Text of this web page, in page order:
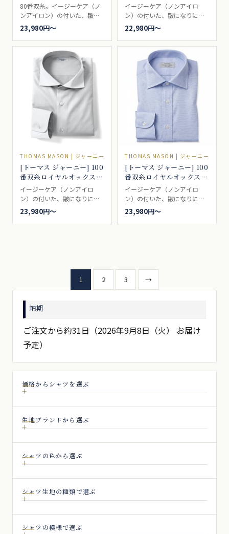
#20100
80番双糸。イージーケア（ノ
ンアイロン）の付いた、皺に
なりにくい少しだけ肉厚のド
レスシャツ生地。シャツの定
番的なシャツ生地で、ビジネ
スなどでもよく着られます。
ドレスシャツ向き。
23,980円〜
パープル #20102
イージーケア（ノンアイロ
ン）の付いた、皺になりにく
い少しだけ肉厚のドレスシャ
ツ生地。シャツの定番的なシ
ャツ生地で、ビジネスなどで
もよく着られます。ドレスシ
ャツ向き。
22,980円〜
THOMAS MASON | ジャーニー
[トーマス ジャーニー] 100
番双糸ロイヤルオックス-
ホワイト #5545
イージーケア（ノンアイロ
ン）の付いた、皺になりにく
い少しだけ肉厚のドレスシャ
ツ生地。シャツの定番的なシ
ャツ生地で、ビジネスなどで
23,980円〜
THOMAS MASON | ジャーニー
[トーマス ジャーニー] 100
番双糸ロイヤルオックス-
サックス #5546
イージーケア（ノンアイロ
ン）の付いた、皺になりにく
い少しだけ肉厚のドレスシャ
ツ生地。シャツの定番的なシ
ャツ生地で、ビジネスなどで
23,980円〜
投
稿
の
ペ
ジ
送
り
1 2 3 →
納期
ご注文から約31日（2026年9月8日（火） お届け
予定）
価格からシャツを選ぶ
生地ブランドから選ぶ
シャツの色から選ぶ
シャツ生地の種類で選ぶ
シャツの模様で選ぶ